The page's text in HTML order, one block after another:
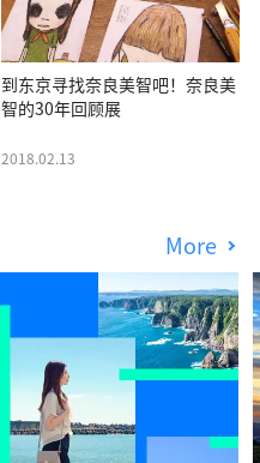
到东京寻找奈良美智吧！奈良美
智的30年回顾展
2018.02.13
More